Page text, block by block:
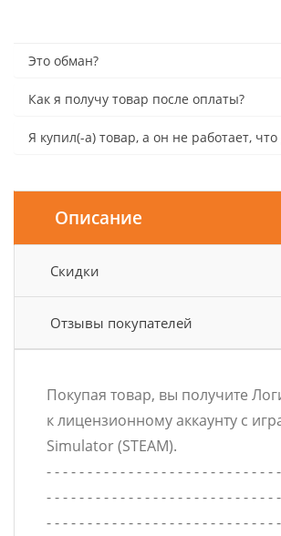
Это обман?
Как я получу товар после оплаты?
Я купил(-а) товар, а он не работает, что
Описание
Скидки
Отзывы покупателей
Покупая товар, вы получите
к лицензионному аккаунту с
Simulator (STEAM).
- - - - - - - - - - - - - - - - - - - - - - - - - - - -
- - - - - - - - - - - - - - - - - - - - - - - - - - - -
- - - - - - - - - - - - - - - - - - - - - - - - - - - -